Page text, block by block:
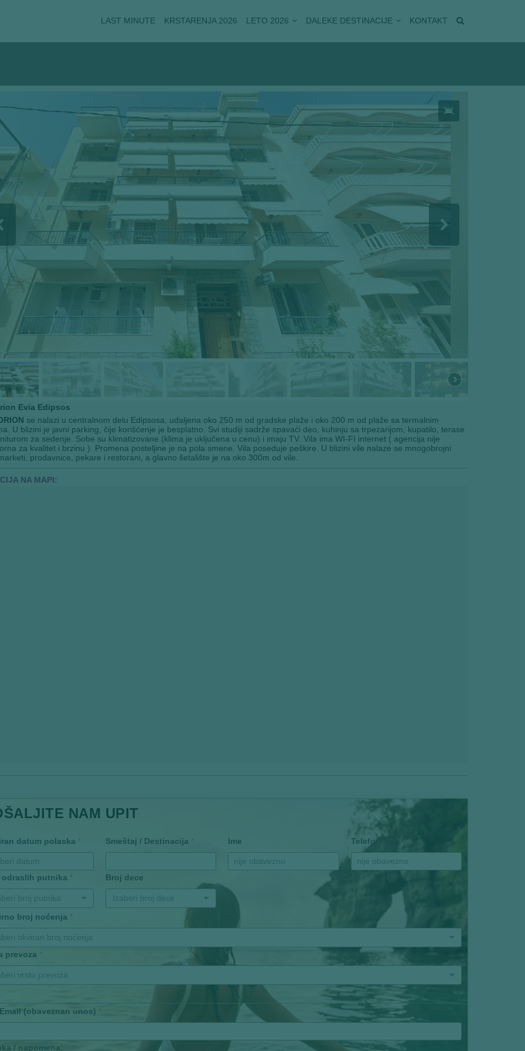
LAST MINUTE KRSTARENJA 2026 LETO 2026 DALEKE DESTINACIJE KONTAKT
Evia Edipsos
se nalazi u centralnom delu Edipsosa, udaljena oko 250 m od gradske plaže i oko 200 m od plaže sa termalnim
U blizini je javni parking, čije korišćenje je besplatno. Svi studiji sadrže spavaći deo, kuhinju sa trpezarijom, kupatilo, terase
za sedenje. Sobe su klimatizovane (klima je uključena u cenu) i imaju TV. Vila ima WI-FI internet ( agencija nije
za kvalitet i brzinu ). Promena posteljine je na pola smene. Vila poseduje peškire. U blizini vile nalaze se mnogobrojni
prodavnice, pekare i restorani, a glavno šetalište je na oko 300m od vile.
NA MAPI:
NAM UPIT
datum polaska * Smeštaj / Destinacija * Ime Telefon
odraslih putnika *
broj putnika
Broj dece
Izaberi broj dece
broj noćenja *
okviran broj noćenja
prevoza *
vrstu prevoza
(obaveznan unos) *
/ napomena: